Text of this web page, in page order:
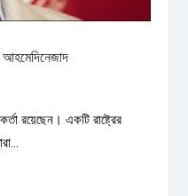
আহমেদিনেজাদ
রয়েছেন। একটি রাষ্ট্রের